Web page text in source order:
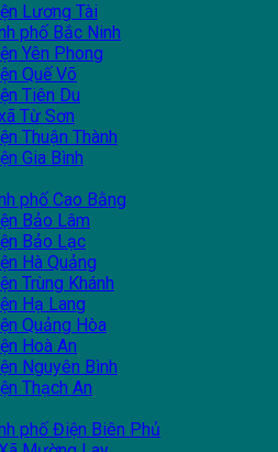
Lương Tài
phố Bắc Ninh
Yên Phong
Quế Võ
Tiên Du
Từ Sơn
Thuận Thành
Gia Bình
phố Cao Bằng
Bảo Lâm
Bảo Lạc
Hà Quảng
Trùng Khánh
Hạ Lang
Quảng Hòa
Hoà An
Nguyên Bình
Thạch An
phố Điện Biên Phủ